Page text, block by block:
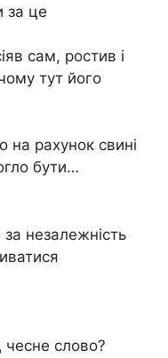
за це
сам, ростив і
тут його
рахунок свині
бути…
незалежність
слово?